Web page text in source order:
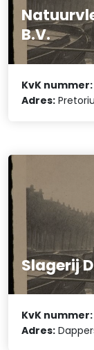
B.V.
KvK nummer:
Adres:
Slagerij
KvK nummer:
Adres: